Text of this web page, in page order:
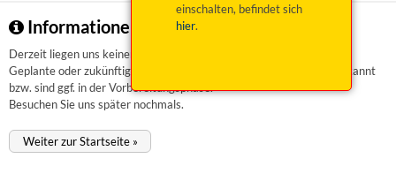
einschalten, befindet sich
hier.
Informationen zu Angela Metzger
Derzeit liegen uns keinerlei Informationen vor.
Geplante oder zukünftige Veranstaltungen sind uns aktuell nicht bekannt
bzw. sind ggf. in der Vorbereitungsphase.
Besuchen Sie uns später nochmals.
Weiter zur Startseite »